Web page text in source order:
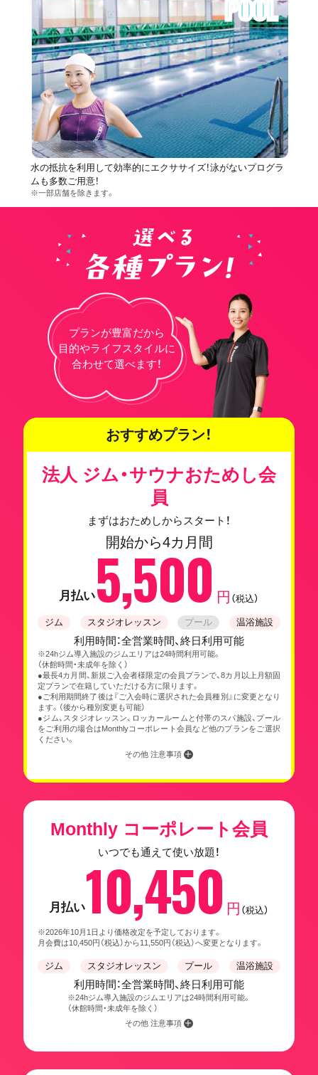
POOL
水の抵抗を利用して効率的にエクササイズ！泳がないプログラ
ムも多数ご用意！
※一部店舗を除きます。
プランが豊富だから
目的やライフスタイルに
合わせて選べます！
おすすめプラン！
法人 ジム・サウナおためし会
員
まずはおためしからスタート！
開始から4カ月間
月払い5,500 円 （税込）
ジム スタジオレッスン プール 温浴施設
利用時間：全営業時間、終日利用可能
※24hジム導入施設のジムエリアは24時間利用可能。
（休館時間・未成年を除く）
●最長4カ月間、新規ご入会者様限定の会員プランで、8カ月以上月額固
定プランで在籍していただける方に限ります。
●ご利用期間終了後は『ご入会時に選択された会員種別』に変更となり
ます。（後から種別変更も可能）
●ジム、スタジオレッスン、ロッカールームと付帯のスパ施設、プール
をご利用の場合はMonthlyコーポレート会員など他のプランをご選択
ください。
その他 注意事項
Monthly コーポレート会員
いつでも通えて使い放題！
月払い10,450 円 （税込）
※2026年10月1日より価格改定を予定しております。
月会費は10,450円（税込）から11,550円（税込）へ変更となります。
ジム スタジオレッスン プール 温浴施設
利用時間：全営業時間、終日利用可能
※24hジム導入施設のジムエリアは24時間利用可能。
（休館時間・未成年を除く）
その他 注意事項